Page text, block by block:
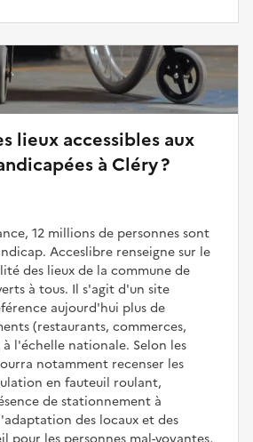
lieux accessibles aux
à Cléry ?
12 millions de personnes sont
Acceslibre renseigne sur le
des lieux de la commune de
à tous. Il s'agit d'un site
aujourd'hui plus de
(restaurants, commerces,
l'échelle nationale. Selon les
notamment recenser les
en fauteuil roulant,
de stationnement à
des locaux et des